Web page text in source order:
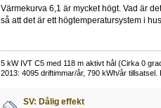
Värmekurva 6,1 är mycket högt. Vad är
så att det är ett högtemperatursystem i
5 kW IVT C5 med 118 m aktivt hål (Cirka 0
2013: 4095 driftimmar/år, 790 kWh/år
SV: Dålig effekt